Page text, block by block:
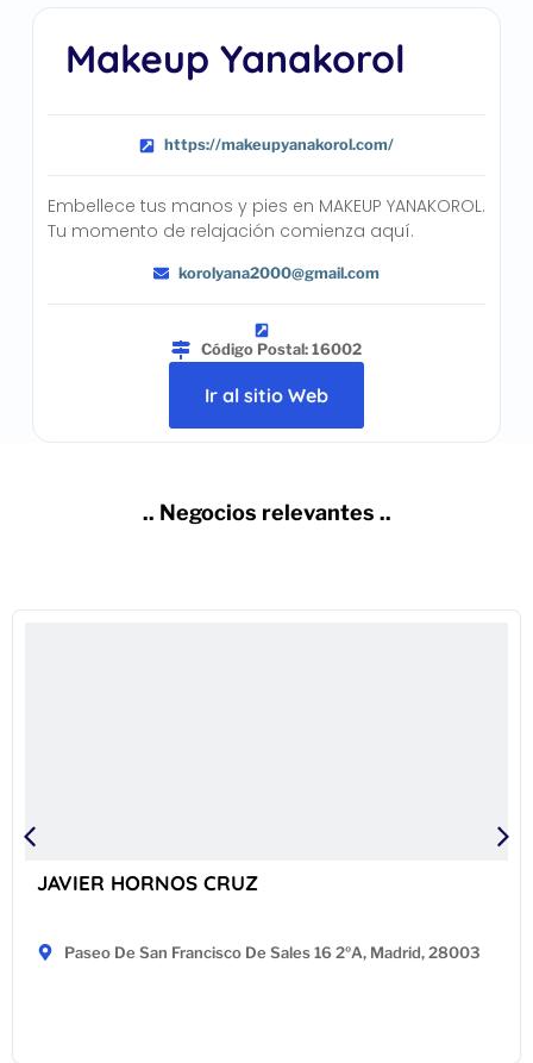
Makeup Yanakorol
https://makeupyanakorol.com/
Embellece tus manos y pies en MAKEUP YANAKOROL.
Tu momento de relajación comienza aquí.
korolyana2000@gmail.com
Código Postal: 16002
Ir al sitio Web
.. Negocios relevantes ..
JAVIER HORNOS CRUZ
Paseo De San Francisco De Sales 16 2ºA, Madrid, 28003